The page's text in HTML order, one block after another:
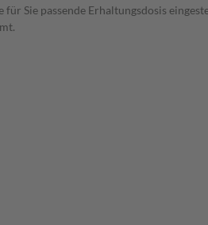
Sie passende Erhaltungsdosis